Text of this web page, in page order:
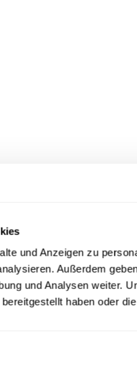
und Anzeigen zu
Außerdem
und Analysen weiter.
haben oder
der Contiago GmbH.